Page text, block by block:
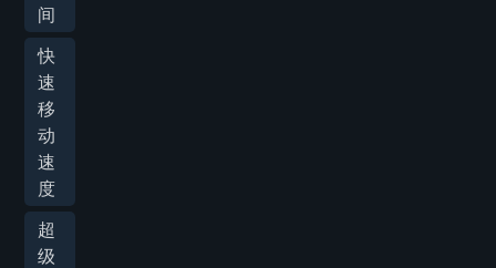
间
快
速
移
动
速
度
超
级